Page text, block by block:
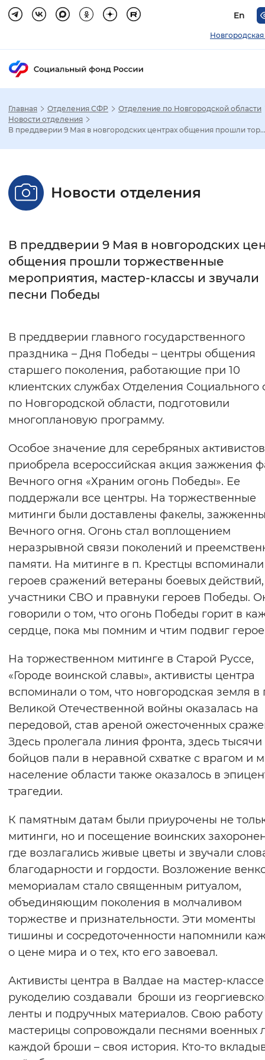
En
Новгородская
Настройка режима отображения
Стандартный Увеличенный
Интервал между буквами
Цвет сайта
Инверсивный
Синий фон
Изображения
Включены Выключены
Звуковой ассистент
Воспроизвести Остановить
Вернуть стандартные настройки
Главная Отделения СФР
Отделение по Новгородской области
Новости отделения
В преддверии 9 Мая в новгородских центрах общения прошли тор...
Новости отделения
В преддверии 9 Мая в новгородских
общения прошли торжественные
мероприятия, мастер-классы и звучали
песни Победы
В преддверии главного государственного
праздника – Дня Победы – центры общения
старшего поколения, работающие при 10
клиентских службах Отделения Социального
по Новгородской области, подготовили
многоплановую программу.
Особое значение для серебряных активистов
приобрела всероссийская акция зажжения
Вечного огня «Храним огонь Победы». Ее
поддержали все центры. На торжественные
митинги были доставлены факелы,
Вечного огня. Огонь стал воплощением
неразрывной связи поколений и
памяти. На митинге в п. Крестцы вспоминали
героев сражений ветераны боевых действий,
участники СВО и правнуки героев Победы.
говорили о том, что огонь Победы горит в
сердце, пока мы помним и чтим подвиг
На торжественном митинге в Старой Руссе,
«Городе воинской славы», активисты центра
вспоминали о том, что новгородская земля в
Великой Отечественной войны оказалась на
передовой, став ареной ожесточенных
Здесь пролегала линия фронта, здесь тысячи
бойцов пали в неравной схватке с врагом и
население области также оказалось в
трагедии.
К памятным датам были приурочены не
митинги, но и посещение воинских
где возлагались живые цветы и звучали
благодарности и гордости. Возложение
мемориалам стало священным ритуалом,
объединяющим поколения в молчаливом
торжестве и признательности. Эти моменты
тишины и сосредоточенности напомнили
о цене мира и о тех, кто его завоевал.
Активисты центра в Валдае на мастер-
рукоделию создавали броши из
ленты и подручных материалов. Свою работу
мастерицы сопровождали песнями военных
каждой броши – своя история. Кто-то